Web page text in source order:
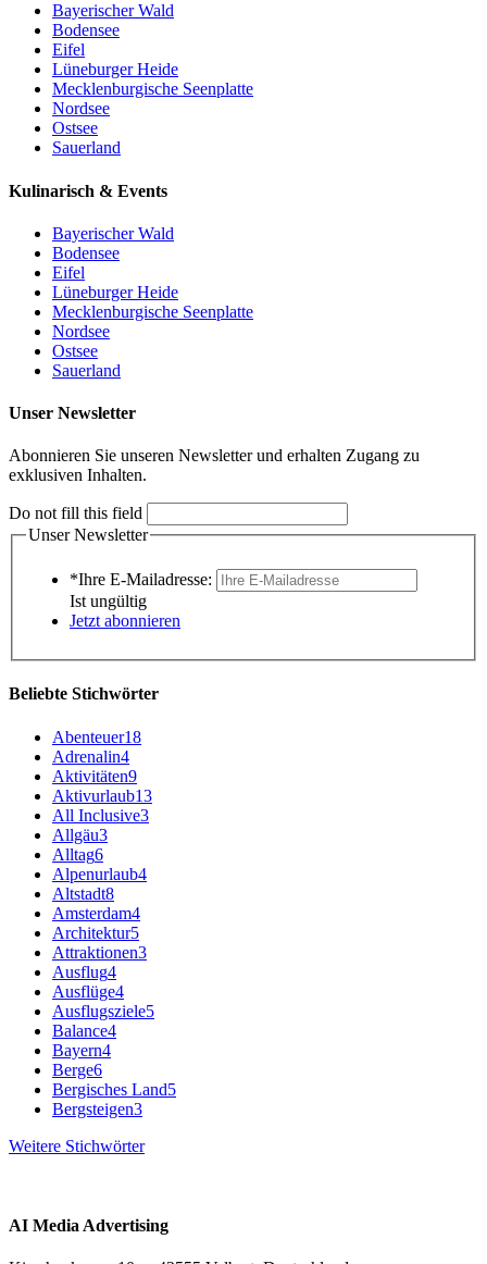
Bayerischer Wald
Bodensee
Eifel
Lüneburger Heide
Mecklenburgische Seenplatte
Nordsee
Ostsee
Sauerland
Kulinarisch & Events
Bayerischer Wald
Bodensee
Eifel
Lüneburger Heide
Mecklenburgische Seenplatte
Nordsee
Ostsee
Sauerland
Unser Newsletter
Abonnieren Sie unseren Newsletter und erhalten Zugang zu
exklusiven Inhalten.
Do not fill this field
Unser Newsletter
*Ihre E-Mailadresse:
Ist ungültig
Jetzt abonnieren
Beliebte Stichwörter
Abenteuer18
Adrenalin4
Aktivitäten9
Aktivurlaub13
All Inclusive3
Allgäu3
Alltag6
Alpenurlaub4
Altstadt8
Amsterdam4
Architektur5
Attraktionen3
Ausflug4
Ausflüge4
Ausflugsziele5
Balance4
Bayern4
Berge6
Bergisches Land5
Bergsteigen3
Weitere Stichwörter
AI Media Advertising